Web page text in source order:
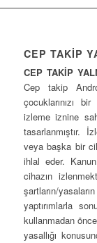
CEP TAKİP
CEP TAKİP
Cep takip
çocuklarınızı
izleme iznine
tasarlanmıştır.
veya başka bir
ihlal eder.
cihazın
şartların/
yaptırımlarla
kullanmadan
yasallığı